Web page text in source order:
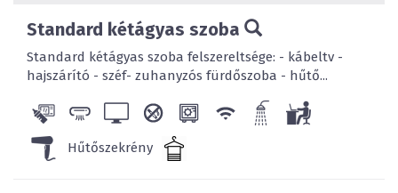
Standard kétágyas szoba
Standard kétágyas szoba felszereltsége: - kábeltv -
hajszárító - széf- zuhanyzós fürdőszoba - hűtő...
Hűtőszekrény